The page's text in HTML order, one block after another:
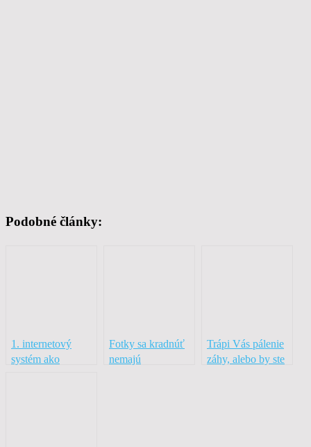
Podobné články:
1. internetový
systém ako
Fotky sa kradnúť
nemajú
Trápi Vás pálenie
záhy, alebo by ste